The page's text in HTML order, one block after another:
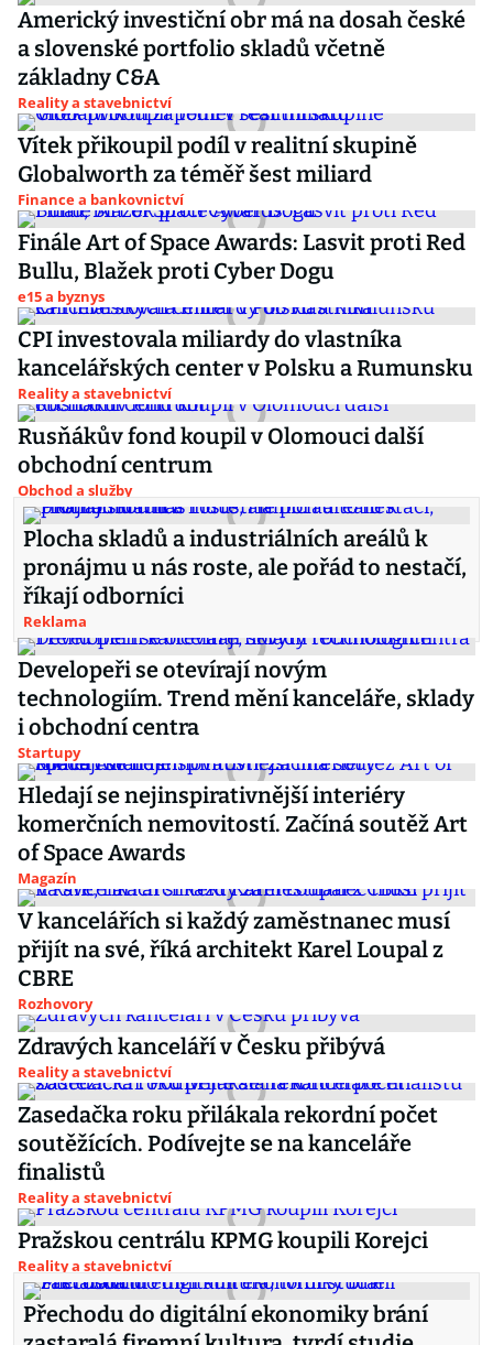
Americký investiční obr má na dosah české
a slovenské portfolio skladů včetně
základny C&A
Reality a stavebnictví
Vítek přikoupil podíl v realitní skupině
Globalworth za téměř šest miliard
Finance a bankovnictví
Finále Art of Space Awards: Lasvit proti Red
Bullu, Blažek proti Cyber Dogu
e15 a byznys
CPI investovala miliardy do vlastníka
kancelářských center v Polsku a Rumunsku
Reality a stavebnictví
Rusňákův fond koupil v Olomouci další
obchodní centrum
Obchod a služby
Plocha skladů a industriálních areálů k
pronájmu u nás roste, ale pořád to nestačí,
říkají odborníci
Reklama
Developeři se otevírají novým
technologiím. Trend mění kanceláře, sklady
i obchodní centra
Startupy
Hledají se nejinspirativnější interiéry
komerčních nemovitostí. Začíná soutěž Art
of Space Awards
Magazín
V kancelářích si každý zaměstnanec musí
přijít na své, říká architekt Karel Loupal z
CBRE
Rozhovory
Zdravých kanceláří v Česku přibývá
Reality a stavebnictví
Zasedačka roku přilákala rekordní počet
soutěžících. Podívejte se na kanceláře
finalistů
Reality a stavebnictví
Pražskou centrálu KPMG koupili Korejci
Reality a stavebnictví
Přechodu do digitální ekonomiky brání